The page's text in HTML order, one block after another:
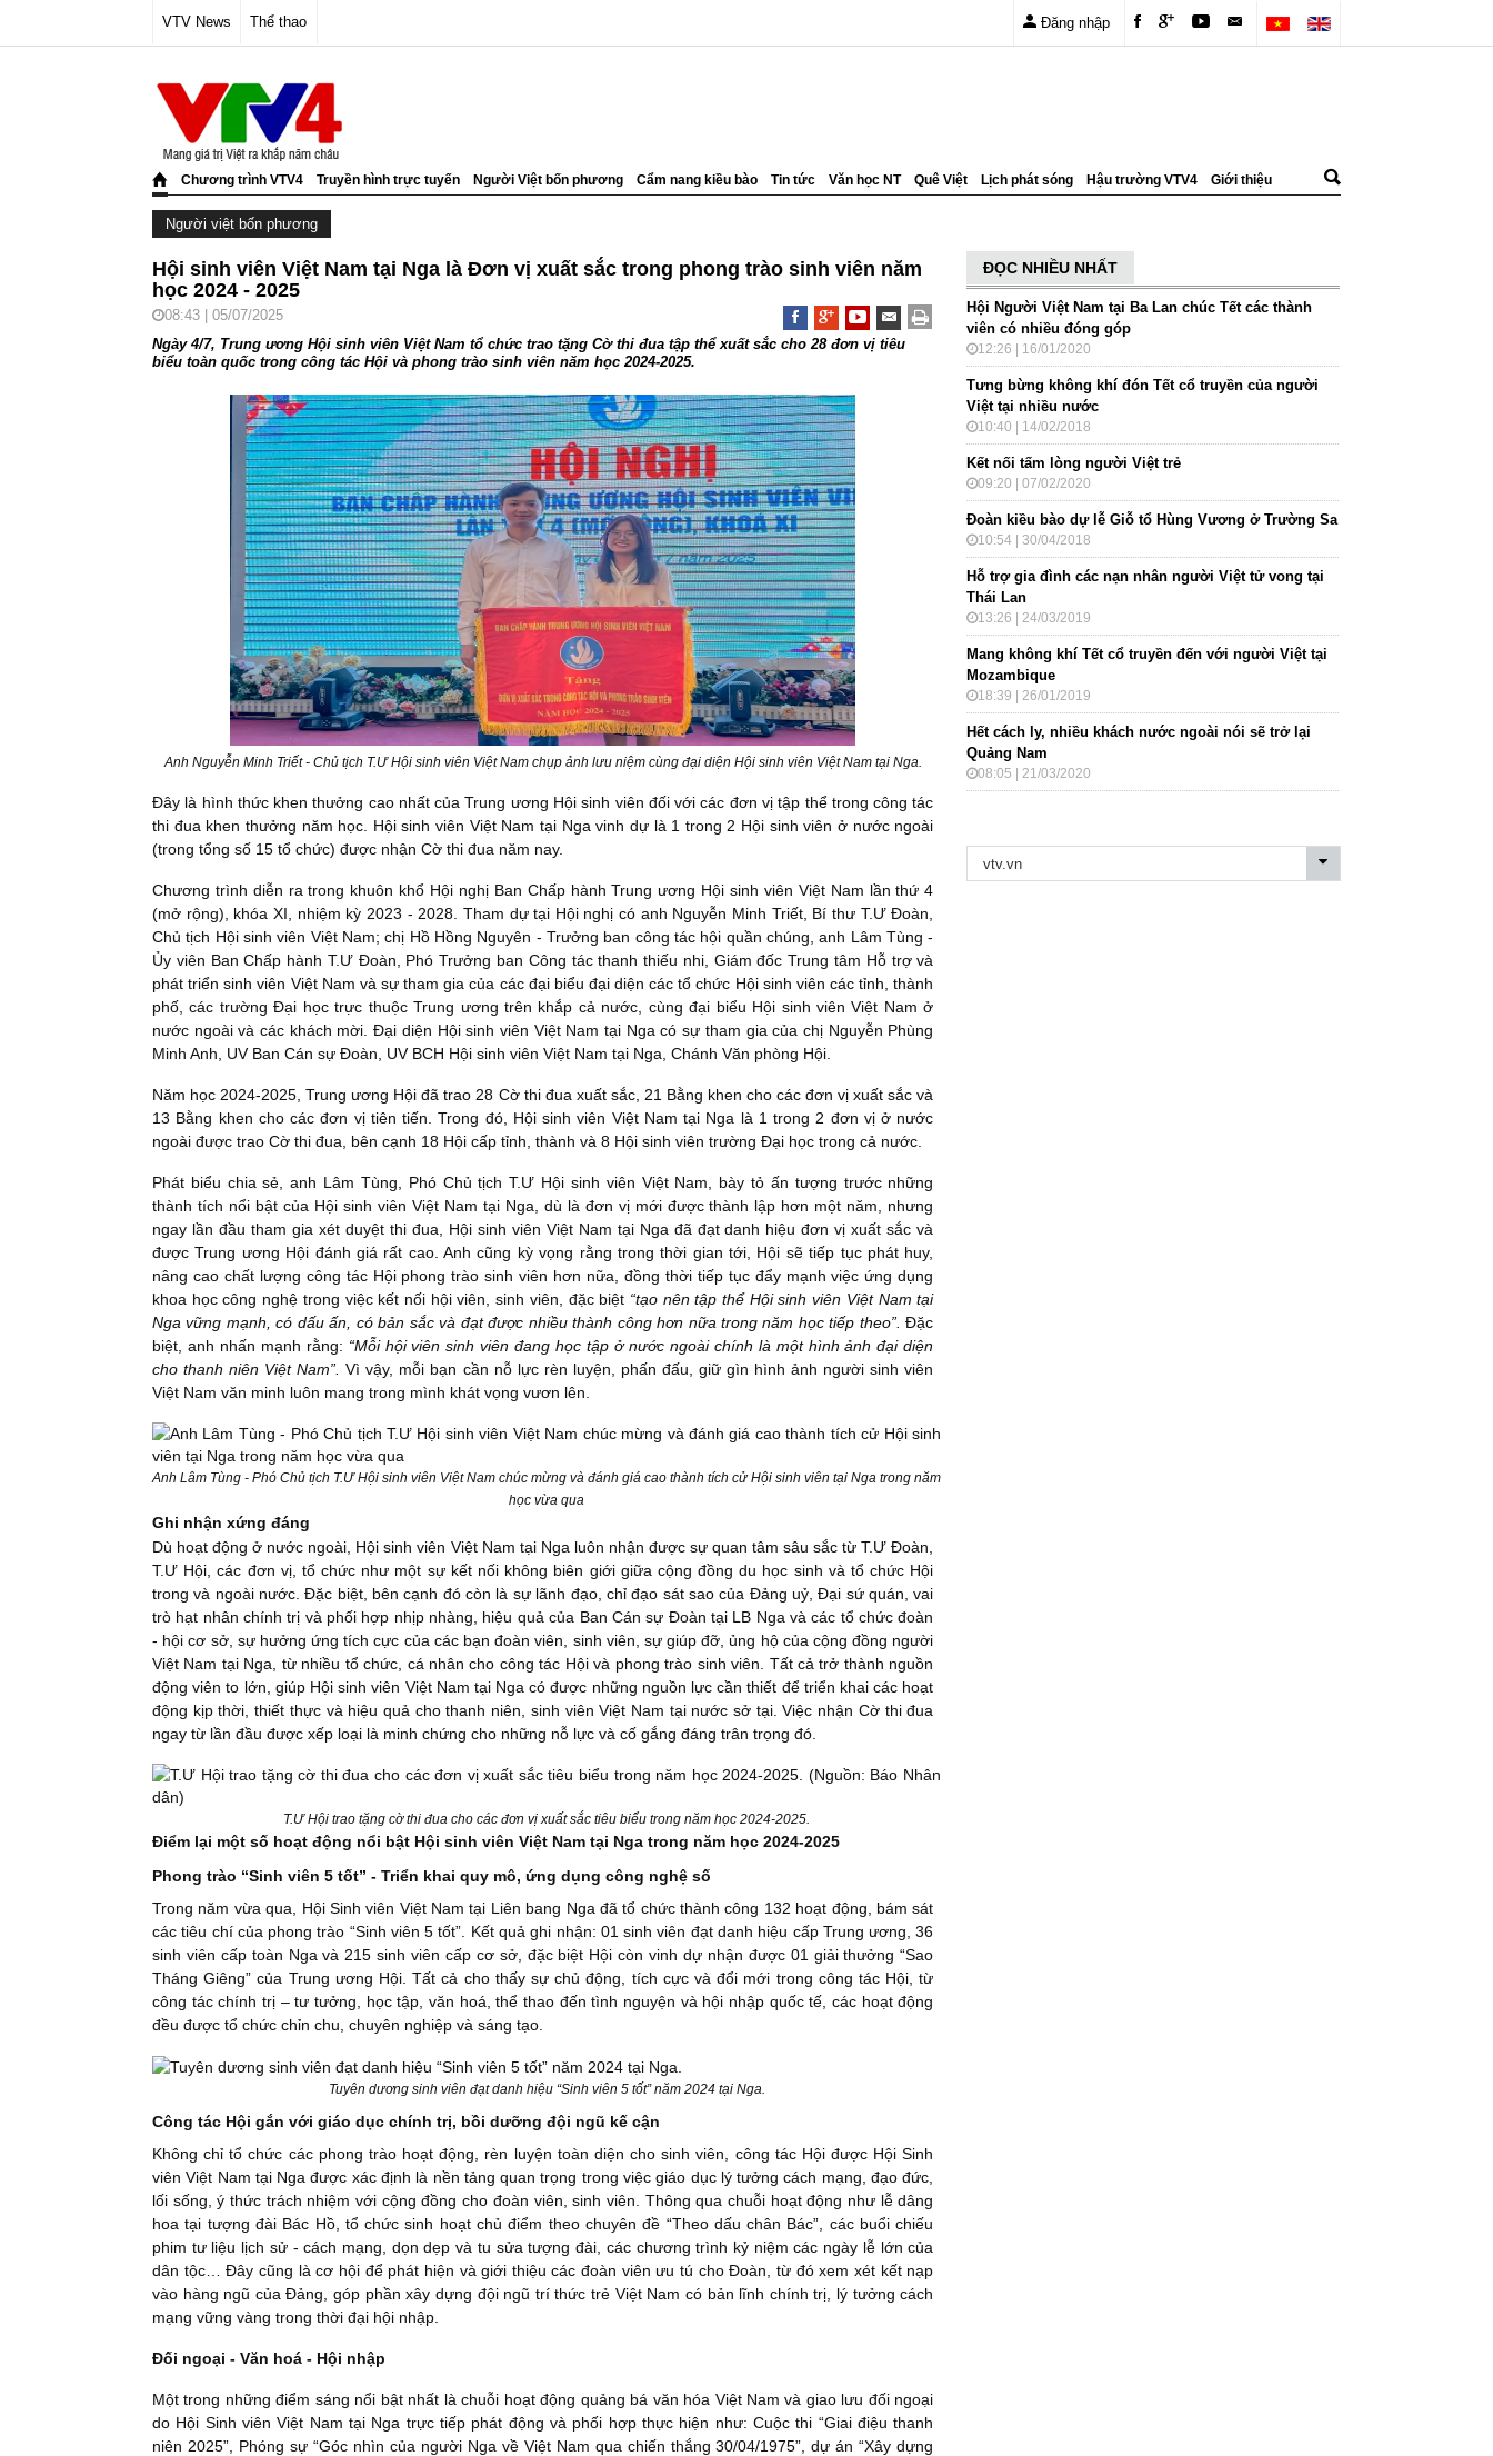
VTV News Thể thao Đăng nhập
Chương trình VTV4 Truyền hình trực tuyến Người Việt bốn phương Cẩm nang kiều bào Tin tức Văn học NT Quê Việt Lịch phát sóng Hậu trường VTV4 Giới thiệu
Người việt bốn phương
Hội sinh viên Việt Nam tại Nga là Đơn vị xuất sắc trong phong trào sinh viên năm
học 2024 - 2025
08:43 | 05/07/2025
Ngày 4/7, Trung ương Hội sinh viên Việt Nam tổ chức trao tặng Cờ thi đua tập thể xuất sắc cho 28 đơn vị tiêu
biểu toàn quốc trong công tác Hội và phong trào sinh viên năm học 2024-2025.
Anh Nguyễn Minh Triết - Chủ tịch T.Ư Hội sinh viên Việt Nam chụp ảnh lưu niệm cùng đại diện Hội sinh viên Việt Nam tại Nga.
Đây là hình thức khen thưởng cao nhất của Trung ương Hội sinh viên đối với các đơn vị tập thể trong công tác
thi đua khen thưởng năm học. Hội sinh viên Việt Nam tại Nga vinh dự là 1 trong 2 Hội sinh viên ở nước ngoài
(trong tổng số 15 tổ chức) được nhận Cờ thi đua năm nay.
Chương trình diễn ra trong khuôn khổ Hội nghị Ban Chấp hành Trung ương Hội sinh viên Việt Nam lần thứ 4
(mở rộng), khóa XI, nhiệm kỳ 2023 - 2028. Tham dự tại Hội nghị có anh Nguyễn Minh Triết, Bí thư T.Ư Đoàn,
Chủ tịch Hội sinh viên Việt Nam; chị Hồ Hồng Nguyên - Trưởng ban công tác hội quần chúng, anh Lâm Tùng -
Ủy viên Ban Chấp hành T.Ư Đoàn, Phó Trưởng ban Công tác thanh thiếu nhi, Giám đốc Trung tâm Hỗ trợ và
phát triển sinh viên Việt Nam và sự tham gia của các đại biểu đại diện các tổ chức Hội sinh viên các tỉnh, thành
phố, các trường Đại học trực thuộc Trung ương trên khắp cả nước, cùng đại biểu Hội sinh viên Việt Nam ở
nước ngoài và các khách mời. Đại diện Hội sinh viên Việt Nam tại Nga có sự tham gia của chị Nguyễn Phùng
Minh Anh, UV Ban Cán sự Đoàn, UV BCH Hội sinh viên Việt Nam tại Nga, Chánh Văn phòng Hội.
Năm học 2024-2025, Trung ương Hội đã trao 28 Cờ thi đua xuất sắc, 21 Bằng khen cho các đơn vị xuất sắc và
13 Bằng khen cho các đơn vị tiên tiến. Trong đó, Hội sinh viên Việt Nam tại Nga là 1 trong 2 đơn vị ở nước
ngoài được trao Cờ thi đua, bên cạnh 18 Hội cấp tỉnh, thành và 8 Hội sinh viên trường Đại học trong cả nước.
Phát biểu chia sẻ, anh Lâm Tùng, Phó Chủ tịch T.Ư Hội sinh viên Việt Nam, bày tỏ ấn tượng trước những
thành tích nổi bật của Hội sinh viên Việt Nam tại Nga, dù là đơn vị mới được thành lập hơn một năm, nhưng
ngay lần đầu tham gia xét duyệt thi đua, Hội sinh viên Việt Nam tại Nga đã đạt danh hiệu đơn vị xuất sắc và
được Trung ương Hội đánh giá rất cao. Anh cũng kỳ vọng rằng trong thời gian tới, Hội sẽ tiếp tục phát huy,
nâng cao chất lượng công tác Hội phong trào sinh viên hơn nữa, đồng thời tiếp tục đẩy mạnh việc ứng dụng
khoa học công nghệ trong việc kết nối hội viên, sinh viên, đặc biệt “tạo nên tập thể Hội sinh viên Việt Nam tại
Nga vững mạnh, có dấu ấn, có bản sắc và đạt được nhiều thành công hơn nữa trong năm học tiếp theo”.Đặc
biệt, anh nhấn mạnh rằng: “Mỗi hội viên sinh viên đang học tập ở nước ngoài chính là một hình ảnh đại diện
cho thanh niên Việt Nam”.Vì vậy, mỗi bạn cần nỗ lực rèn luyện, phấn đấu, giữ gìn hình ảnh người sinh viên
Việt Nam văn minh luôn mang trong mình khát vọng vươn lên.
Anh Lâm Tùng - Phó Chủ tịch T.Ư Hội sinh viên Việt Nam chúc mừng và đánh giá cao thành tích cử Hội sinh viên tại Nga trong năm
học vừa qua
Ghi nhận xứng đáng
Dù hoạt động ở nước ngoài, Hội sinh viên Việt Nam tại Nga luôn nhận được sự quan tâm sâu sắc từ T.Ư Đoàn,
T.Ư Hội, các đơn vị, tổ chức như một sự kết nối không biên giới giữa cộng đồng du học sinh và tổ chức Hội
trong và ngoài nước. Đặc biệt, bên cạnh đó còn là sự lãnh đạo, chỉ đạo sát sao của Đảng uỷ, Đại sứ quán, vai
trò hạt nhân chính trị và phối hợp nhịp nhàng, hiệu quả của Ban Cán sự Đoàn tại LB Nga và các tổ chức đoàn
- hội cơ sở, sự hưởng ứng tích cực của các bạn đoàn viên, sinh viên, sự giúp đỡ, ủng hộ của cộng đồng người
Việt Nam tại Nga, từ nhiều tổ chức, cá nhân cho công tác Hội và phong trào sinh viên. Tất cả trở thành nguồn
động viên to lớn, giúp Hội sinh viên Việt Nam tại Nga có được những nguồn lực cần thiết để triển khai các hoạt
động kịp thời, thiết thực và hiệu quả cho thanh niên, sinh viên Việt Nam tại nước sở tại. Việc nhận Cờ thi đua
ngay từ lần đầu được xếp loại là minh chứng cho những nỗ lực và cố gắng đáng trân trọng đó.
T.Ư Hội trao tặng cờ thi đua cho các đơn vị xuất sắc tiêu biểu trong năm học 2024-2025.
Điểm lại một số hoạt động nổi bật Hội sinh viên Việt Nam tại Nga trong năm học 2024-2025
Phong trào “Sinh viên 5 tốt” - Triển khai quy mô, ứng dụng công nghệ số
Trong năm vừa qua, Hội Sinh viên Việt Nam tại Liên bang Nga đã tổ chức thành công 132 hoạt động, bám sát
các tiêu chí của phong trào “Sinh viên 5 tốt”. Kết quả ghi nhận: 01 sinh viên đạt danh hiệu cấp Trung ương, 36
sinh viên cấp toàn Nga và 215 sinh viên cấp cơ sở, đặc biệt Hội còn vinh dự nhận được 01 giải thưởng “Sao
Tháng Giêng” của Trung ương Hội. Tất cả cho thấy sự chủ động, tích cực và đổi mới trong công tác Hội, từ
công tác chính trị – tư tưởng, học tập, văn hoá, thể thao đến tình nguyện và hội nhập quốc tế, các hoạt động
đều được tổ chức chỉn chu, chuyên nghiệp và sáng tạo.
Tuyên dương sinh viên đạt danh hiệu “Sinh viên 5 tốt” năm 2024 tại Nga.
Công tác Hội gắn với giáo dục chính trị, bồi dưỡng đội ngũ kế cận
Không chỉ tổ chức các phong trào hoạt động, rèn luyện toàn diện cho sinh viên, công tác Hội được Hội Sinh
viên Việt Nam tại Nga được xác định là nền tảng quan trọng trong việc giáo dục lý tưởng cách mạng, đạo đức,
lối sống, ý thức trách nhiệm với cộng đồng cho đoàn viên, sinh viên. Thông qua chuỗi hoạt động như lễ dâng
hoa tại tượng đài Bác Hồ, tổ chức sinh hoạt chủ điểm theo chuyên đề “Theo dấu chân Bác”, các buổi chiếu
phim tư liệu lịch sử - cách mạng, dọn dẹp và tu sửa tượng đài, các chương trình kỷ niệm các ngày lễ lớn của
dân tộc… Đây cũng là cơ hội để phát hiện và giới thiệu các đoàn viên ưu tú cho Đoàn, từ đó xem xét kết nạp
vào hàng ngũ của Đảng, góp phần xây dựng đội ngũ trí thức trẻ Việt Nam có bản lĩnh chính trị, lý tưởng cách
mạng vững vàng trong thời đại hội nhập.
Đối ngoại - Văn hoá - Hội nhập
Một trong những điểm sáng nổi bật nhất là chuỗi hoạt động quảng bá văn hóa Việt Nam và giao lưu đối ngoại
do Hội Sinh viên Việt Nam tại Nga trực tiếp phát động và phối hợp thực hiện như: Cuộc thi “Giai điệu thanh
niên 2025”, Phóng sự “Góc nhìn của người Nga về Việt Nam qua chiến thắng 30/04/1975”, dự án “Xây dựng
ĐỌC NHIỀU NHẤT
Hội Người Việt Nam tại Ba Lan chúc Tết các thành
viên có nhiều đóng góp
12:26 | 16/01/2020
Tưng bừng không khí đón Tết cổ truyền của người
Việt tại nhiều nước
10:40 | 14/02/2018
Kết nối tấm lòng người Việt trẻ
09:20 | 07/02/2020
Đoàn kiều bào dự lễ Giỗ tổ Hùng Vương ở Trường Sa
10:54 | 30/04/2018
Hỗ trợ gia đình các nạn nhân người Việt tử vong tại
Thái Lan
13:26 | 24/03/2019
Mang không khí Tết cổ truyền đến với người Việt tại
Mozambique
18:39 | 26/01/2019
Hết cách ly, nhiều khách nước ngoài nói sẽ trở lại
Quảng Nam
08:05 | 21/03/2020